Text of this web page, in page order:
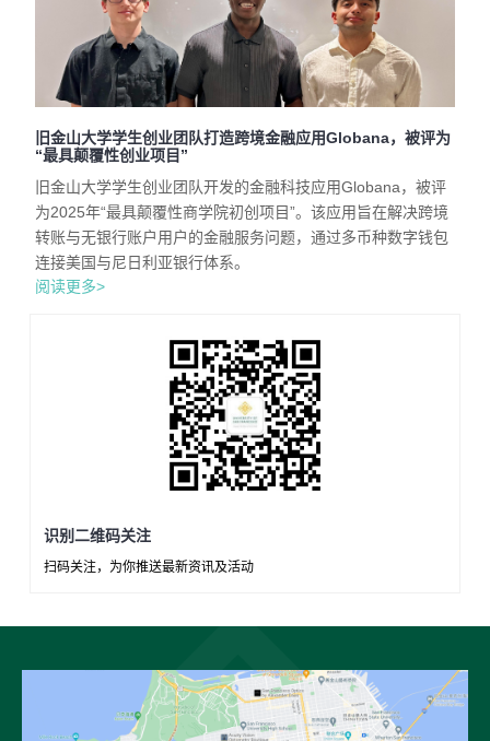
旧金山大学学生创业团队打造跨境金融应用Globana，被评为
“最具颠覆性创业项目”
旧金山大学学生创业团队开发的金融科技应用Globana，被评
为2025年“最具颠覆性商学院初创项目”。该应用旨在解决跨境
转账与无银行账户用户的金融服务问题，通过多币种数字钱包
连接美国与尼日利亚银行体系。
阅读更多>
识别二维码关注
扫码关注，为你推送最新资讯及活动